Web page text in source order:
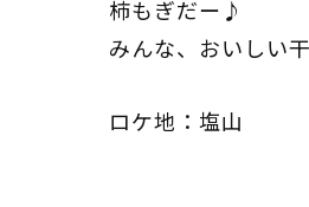
柿もぎだー♪
みんな、おいしい
ロケ地：塩山